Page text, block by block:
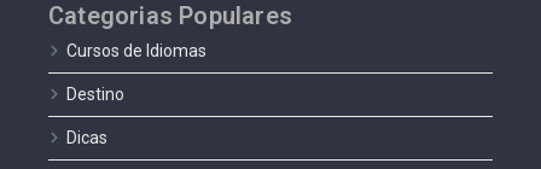
Categorias Populares
Cursos de Idiomas
Destino
Dicas